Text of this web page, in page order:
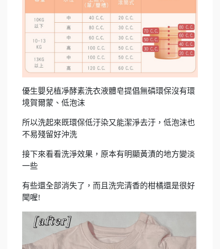
優生嬰兒植凈酵素洗衣液體皂提倡無磷環保沒有環
境賀爾蒙、低泡沫
所以洗起來既環保低汙染又能潔淨去汙，低泡沫也
不易殘留好沖洗
接下來看看洗淨效果，原本有明顯黃漬的地方變淡
一些
有些還全部消失了，而且洗完清香的柑橘還是很好
聞喔!